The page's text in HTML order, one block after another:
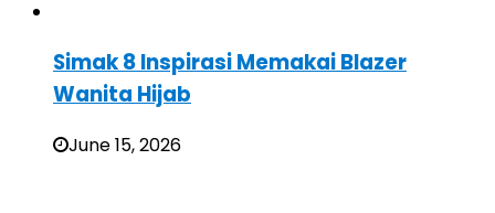
Simak 8 Inspirasi Memakai Blazer
Wanita Hijab
June 15, 2026